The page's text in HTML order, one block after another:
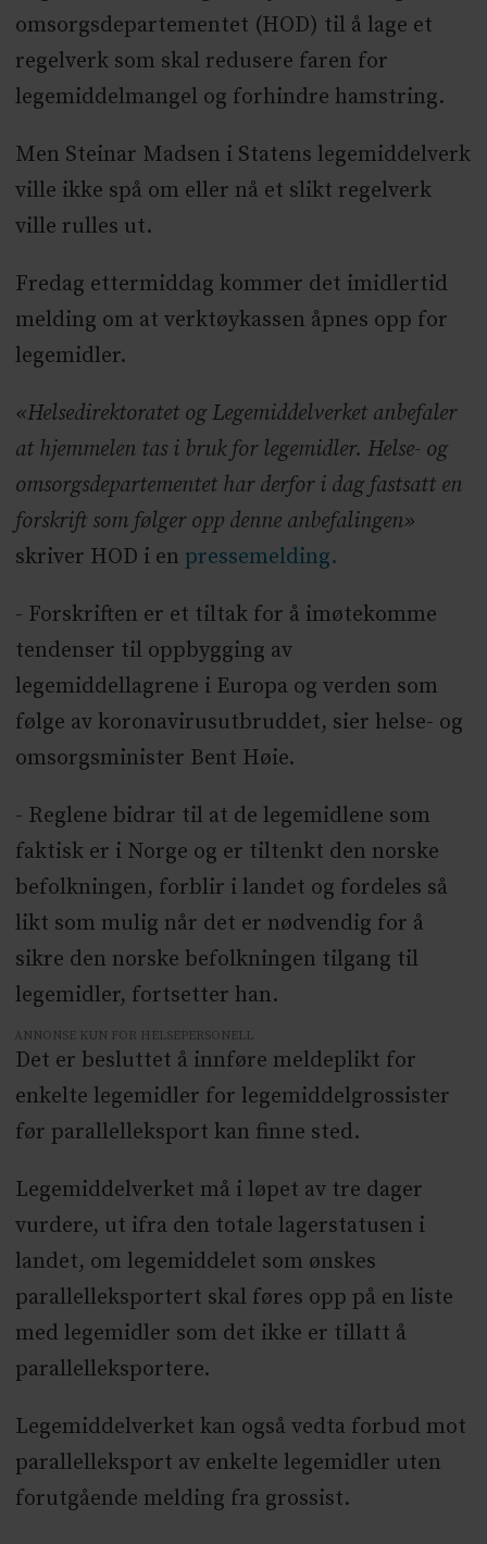
omsorgsdepartementet (HOD) til å lage et
regelverk som skal redusere faren for
legemiddelmangel og forhindre hamstring.
Men Steinar Madsen i Statens legemiddelverk
ville ikke spå om eller nå et slikt regelverk
ville rulles ut.
Fredag ettermiddag kommer det imidlertid
melding om at verktøykassen åpnes opp for
legemidler.
«Helsedirektoratet og Legemiddelverket anbefaler
at hjemmelen tas i bruk for legemidler. Helse- og
omsorgsdepartementet har derfor i dag fastsatt en
forskrift som følger opp denne anbefalingen»
skriver HOD i en pressemelding.
- Forskriften er et tiltak for å imøtekomme
tendenser til oppbygging av
legemiddellagrene i Europa og verden som
følge av koronavirusutbruddet, sier helse- og
omsorgsminister Bent Høie.
- Reglene bidrar til at de legemidlene som
faktisk er i Norge og er tiltenkt den norske
befolkningen, forblir i landet og fordeles så
likt som mulig når det er nødvendig for å
sikre den norske befolkningen tilgang til
legemidler, fortsetter han.
ANNONSE KUN FOR HELSEPERSONELL
Det er besluttet å innføre meldeplikt for
enkelte legemidler for legemiddelgrossister
før parallelleksport kan finne sted.
Legemiddelverket må i løpet av tre dager
vurdere, ut ifra den totale lagerstatusen i
landet, om legemiddelet som ønskes
parallelleksportert skal føres opp på en liste
med legemidler som det ikke er tillatt å
parallelleksportere.
Legemiddelverket kan også vedta forbud mot
parallelleksport av enkelte legemidler uten
forutgående melding fra grossist.